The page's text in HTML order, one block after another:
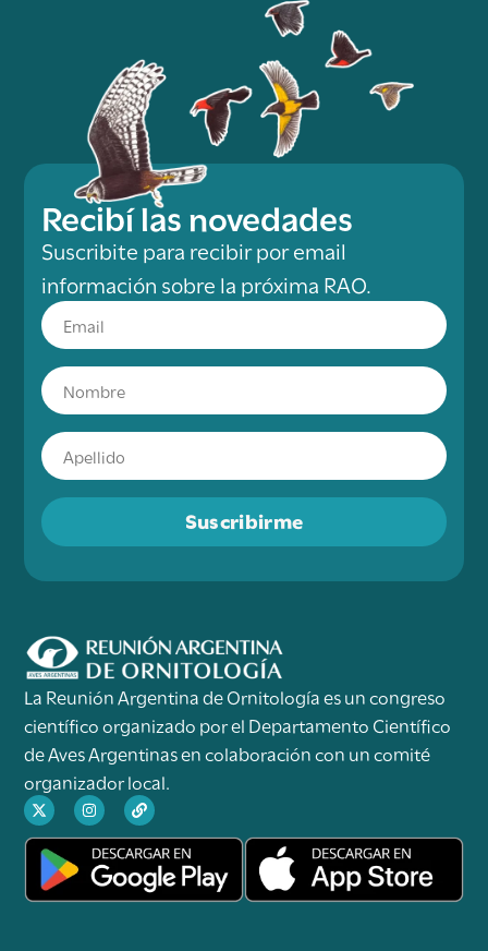
Recibí las novedades
Suscribite para recibir por email
información sobre la próxima RAO.
Suscribirme
La Reunión Argentina de Ornitología es un congreso
científico organizado por el Departamento Científico
de Aves Argentinas en colaboración con un comité
organizador local.